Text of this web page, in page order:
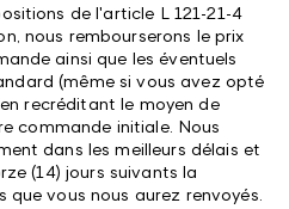
de l'article L 121-21-4
nous rembourserons le prix
ainsi que les éventuels
(même si vous avez opté
recréditant le moyen de
commande initiale. Nous
dans les meilleurs délais et
(14) jours suivants la
vous nous aurez renvoyés.